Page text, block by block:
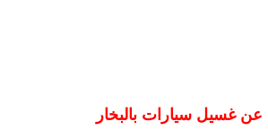
غسيل سيارات بالبخار